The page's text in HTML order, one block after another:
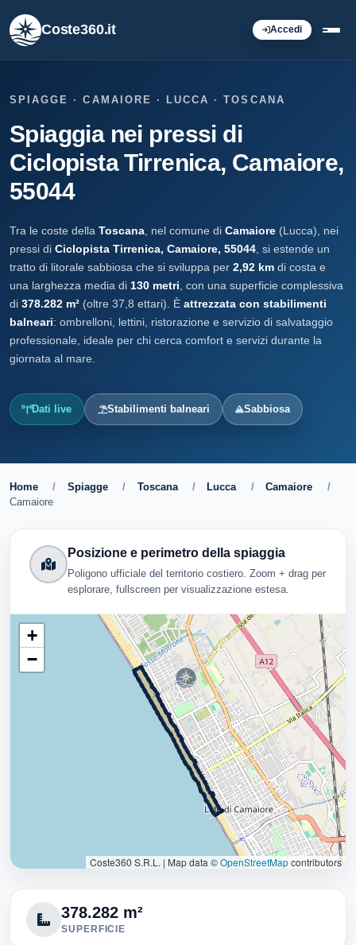
Coste360.it Accedi
SPIAGGE · CAMAIORE · LUCCA · TOSCANA
Spiaggia nei pressi di
Ciclopista Tirrenica, Camaiore,
55044
Tra le coste della Toscana , nel comune di Camaiore (Lucca), nei
pressi di Ciclopista Tirrenica, Camaiore, 55044 , si estende un
tratto di litorale sabbiosa che si sviluppa per 2,92 km di costa e
una larghezza media di 130 metri , con una superficie complessiva
di 378.282 m² (oltre 37,8 ettari). È attrezzata con stabilimenti
balneari: ombrelloni, lettini, ristorazione e servizio di salvataggio
professionale, ideale per chi cerca comfort e servizi durante la
giornata al mare.
Dati live Stabilimenti balneari Sabbiosa
Home / Spiagge / Toscana / Lucca / Camaiore
/
Camaiore
Posizione e perimetro della spiaggia
Poligono ufficiale del territorio costiero. Zoom + drag per
esplorare, fullscreen per visualizzazione estesa.
+
−
Coste360 S.R.L. | Map data ©OpenStreetMapcontributors
378.282 m²
SUPERFICIE